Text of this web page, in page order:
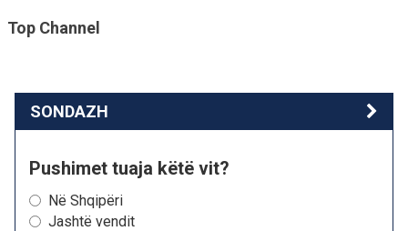
Top Channel
SONDAZH
Pushimet tuaja këtë vit?
Në Shqipëri
Jashtë vendit